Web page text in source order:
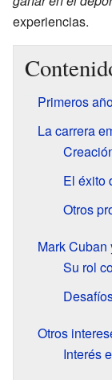
experiencias.
Primeros
La carrera
El éxito
Otros
Mark
Su rol
Otros
Interés